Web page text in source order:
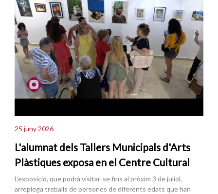
25 juny 2026
L'alumnat dels Tallers Municipals d'Arts
Plàstiques exposa en el Centre Cultural
L'exposició, que podrà visitar-se fins al pròxim 3 de juliol,
arreplega treballs de persones de diferents edats que han